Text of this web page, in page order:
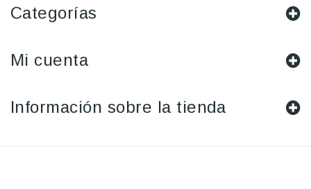
Categorías
Mi cuenta
Información sobre la tienda